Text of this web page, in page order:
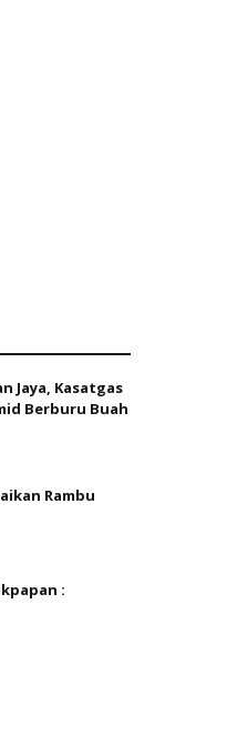
Jaya, Kasatgas
Berburu Buah
Rambu
: